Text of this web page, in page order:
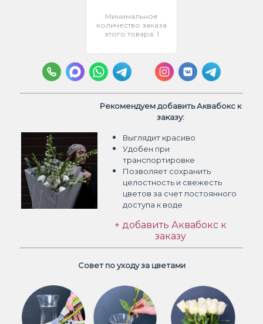
Минимальное
количество заказа
этого товара: 1
Рекомендуем добавить Аквабокс к
заказу:
Выглядит красиво
Удобен при
транспортировке
Позволяет сохранить
целостность и свежесть
цветов за счет постоянного
доступа к воде
+ добавить Аквабокс к
заказу
Совет по уходу за цветами